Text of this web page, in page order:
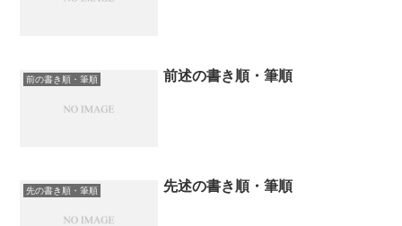
前の書き順・筆順 前述の書き順・筆順
先の書き順・筆順 先述の書き順・筆順